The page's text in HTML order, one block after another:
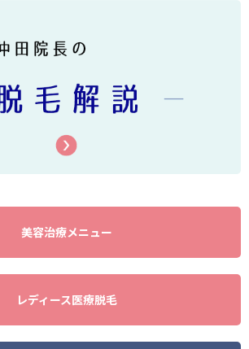
美容治療メニュー
レディース医療脱毛